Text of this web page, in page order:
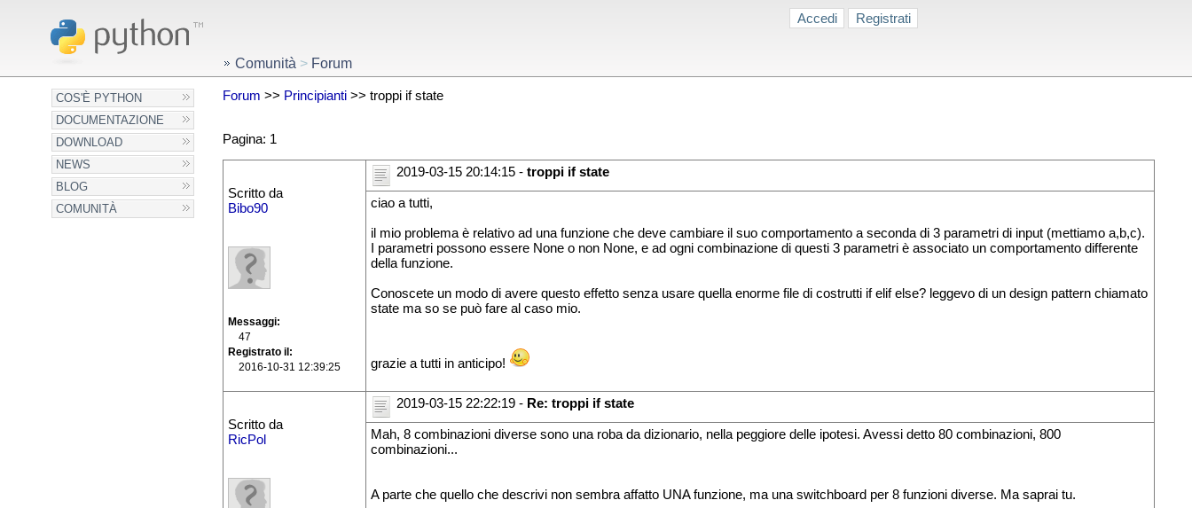
Accedi Registrati
COS'È PYTHON
DOCUMENTAZIONE
DOWNLOAD
NEWS
BLOG
COMUNITÀ
Comunità > Forum
Forum >> Principianti>> troppi if state
Pagina: 1
Scritto da
Bibo90
Messaggi
47
Registrato il
2016-10-31 12:39:25
2019-03-15 20:14:15 - troppi if state
ciao a tutti,
il mio problema è relativo ad una funzione che deve cambiare il suo comportamento a seconda di 3 parametri di input (mettiamo a,b,c).
I parametri possono essere None o non None, e ad ogni combinazione di questi 3 parametri è associato un comportamento differente
della funzione.
Conoscete un modo di avere questo effetto senza usare quella enorme file di costrutti if elif else? leggevo di un design pattern chiamato
state ma so se può fare al caso mio.
grazie a tutti in anticipo!
Scritto da
RicPol
2019-03-15 22:22:19 - Re: troppi if state
Mah, 8 combinazioni diverse sono una roba da dizionario, nella peggiore delle ipotesi. Avessi detto 80 combinazioni, 800
combinazioni...
A parte che quello che descrivi non sembra affatto UNA funzione, ma una switchboard per 8 funzioni diverse. Ma saprai tu.